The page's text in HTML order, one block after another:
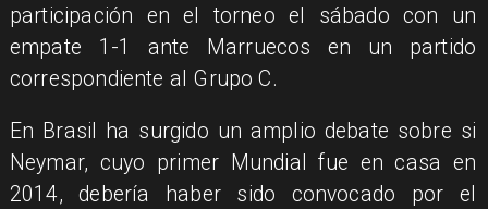
participación en el torneo el sábado con un
empate 1-1 ante Marruecos en un partido
correspondiente al Grupo C.
En Brasil ha surgido un amplio debate sobre si
Neymar, cuyo primer Mundial fue en casa en
2014, debería haber sido convocado por el